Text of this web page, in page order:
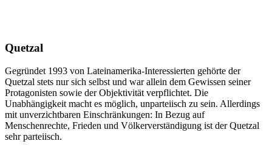
Quetzal
Gegründet 1993 von Lateinamerika-Interessierten gehörte der
Quetzal stets nur sich selbst und war allein dem Gewissen seiner
Protagonisten sowie der Objektivität verpflichtet. Die
Unabhängigkeit macht es möglich, unparteiisch zu sein. Allerdings
mit unverzichtbaren Einschränkungen: In Bezug auf
Menschenrechte, Frieden und Völkerverständigung ist der Quetzal
sehr parteiisch.